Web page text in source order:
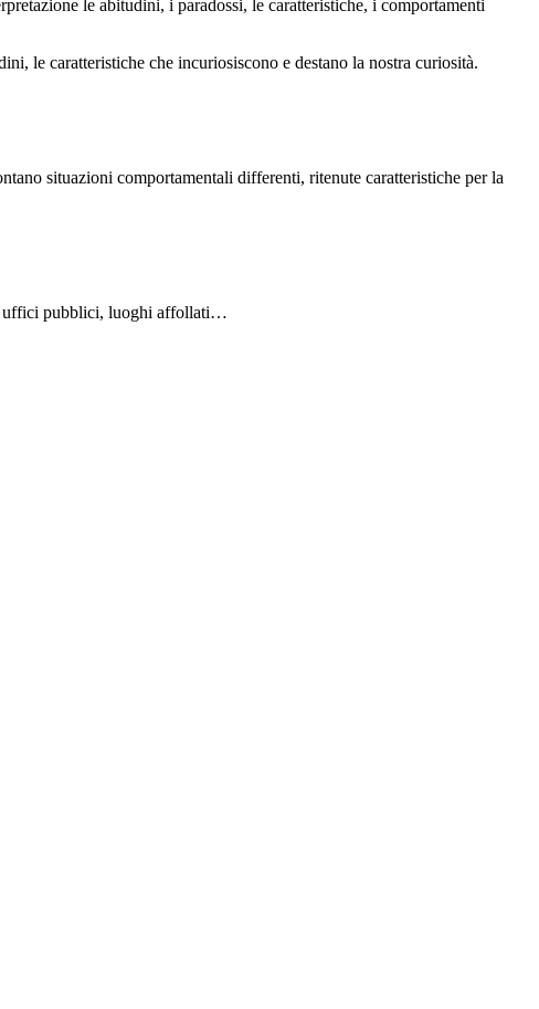
le abitudini, i paradossi, le caratteristiche, i comportamenti
le caratteristiche che incuriosiscono e destano la nostra curiosità.
situazioni comportamentali differenti, ritenute caratteristiche per la
uffici pubblici, luoghi affollati…